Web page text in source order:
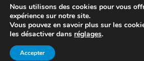
contact@allray.bzh
Nous utilisons des cookies pour vous
expérience sur notre site.
Vous pouvez en savoir plus sur les
les désactiver dans réglages.
Accepter